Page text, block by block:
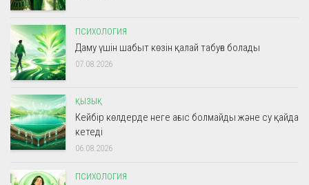
ПСИХОЛОГИЯ
Даму үшін шабыт көзін қалай табуға болады
07.08.2026
ҚЫЗЫҚ
Кейбір көлдерде неге ағыс болмайды және су қайда
кетеді
06.08.2026
ПСИХОЛОГИЯ